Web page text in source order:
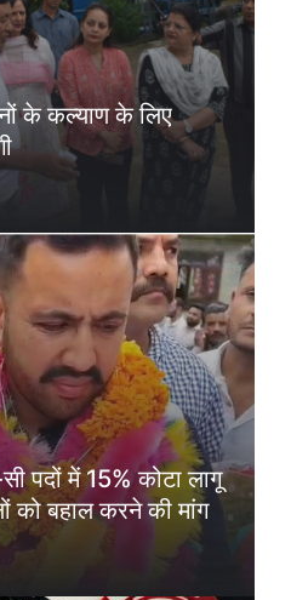
के कल्याण के लिए
पदों में 15% कोटा लागू
को बहाल करने की मांग